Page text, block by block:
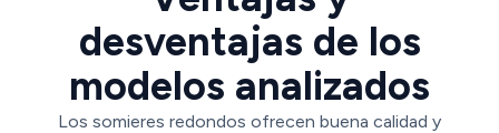
desventajas de los
modelos analizados
Los somieres redondos ofrecen buena calidad y